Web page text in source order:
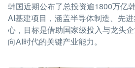
韩国近期公布了总投资逾1800万亿
AI基建项目，涵盖半导体制造、先
心，目标是借助国家级投入与龙头
向AI时代的关键产业能力。